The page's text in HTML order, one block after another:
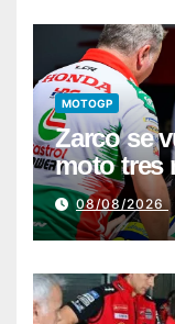
MOTOGP
Zarco se
moto tres
grave
08/08/2026